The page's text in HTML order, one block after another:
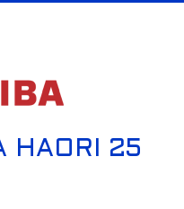
HAORI 25